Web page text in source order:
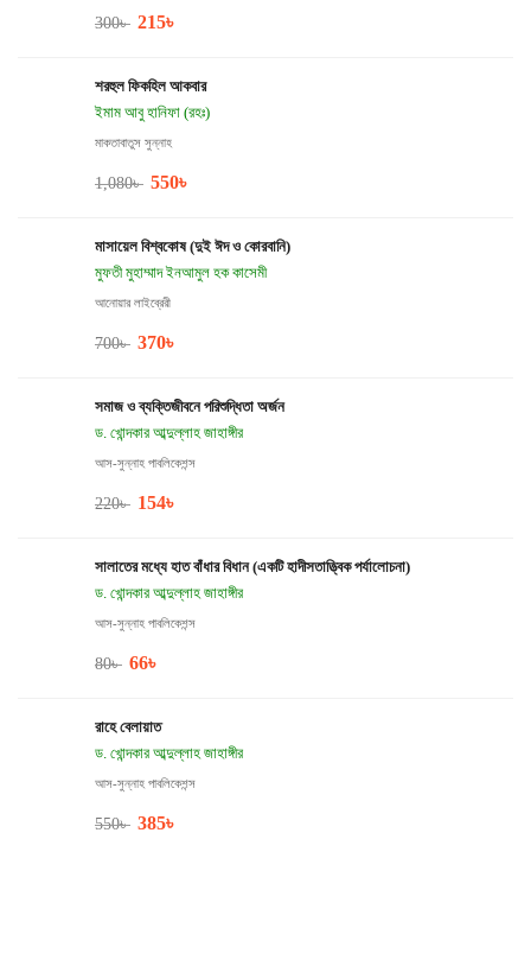
300৳ 215৳
শরহুল ফিকহিল আকবার
ইমাম আবু হানিফা (রহঃ)
মাকতাবাতুস সুন্নাহ
1,080৳ 550৳
মাসায়েল বিশ্বকোষ (দুই ঈদ ও কোরবানি)
মুফতী মুহাম্মাদ ইনআমুল হক কাসেমী
আনোয়ার লাইব্রেরী
700৳ 370৳
সমাজ ও ব্যক্তিজীবনে পরিশুদ্ধিতা অর্জন
ড. খোন্দকার আব্দুল্লাহ জাহাঙ্গীর
আস-সুন্নাহ পাবলিকেশন্স
220৳ 154৳
সালাতের মধ্যে হাত বাঁধার বিধান (একটি হাদীসতাত্ত্বিক পর্যালোচনা)
ড. খোন্দকার আব্দুল্লাহ জাহাঙ্গীর
আস-সুন্নাহ পাবলিকেশন্স
80৳ 66৳
রাহে বেলায়াত
ড. খোন্দকার আব্দুল্লাহ জাহাঙ্গীর
আস-সুন্নাহ পাবলিকেশন্স
550৳ 385৳